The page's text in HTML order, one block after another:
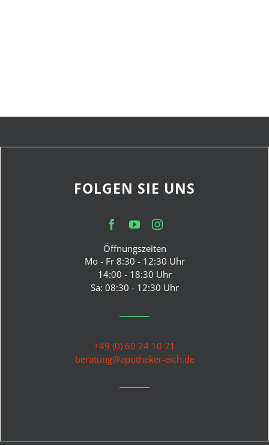
FOLGEN SIE UNS
Öffnungszeiten
Mo - Fr 8:30 - 12:30 Uhr
14:00 - 18:30 Uhr
Sa: 08:30 - 12:30 Uhr
+49 (0) 60 24 10 71
beratung@apotheker-eich.de